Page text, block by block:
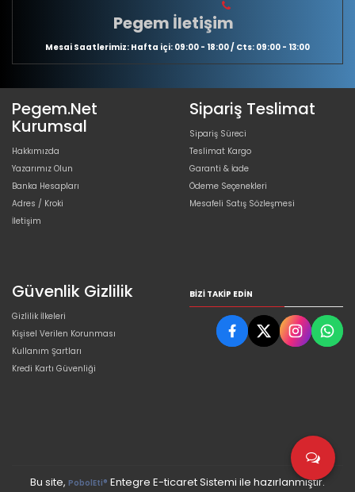
Pegem İletişim
Mesai Saatlerimiz: Hafta içi: 09:00 - 18:00 / Cts: 09:00 - 13:00
Pegem.Net
Kurumsal
Hakkımızda
Yazarımız Olun
Banka Hesapları
Adres / Kroki
İletişim
Sipariş Teslimat
Sipariş Süreci
Teslimat Kargo
Garanti & İade
Ödeme Seçenekleri
Mesafeli Satış Sözleşmesi
Güvenlik Gizlilik
Gizlilik İlkeleri
Kişisel Verilen Korunması
Kullanım Şartları
Kredi Kartı Güvenliği
BIZI TAKIP EDIN
Bu site, PobolEti® Entegre E-ticaret Sistemi ile hazırlanmıştır.